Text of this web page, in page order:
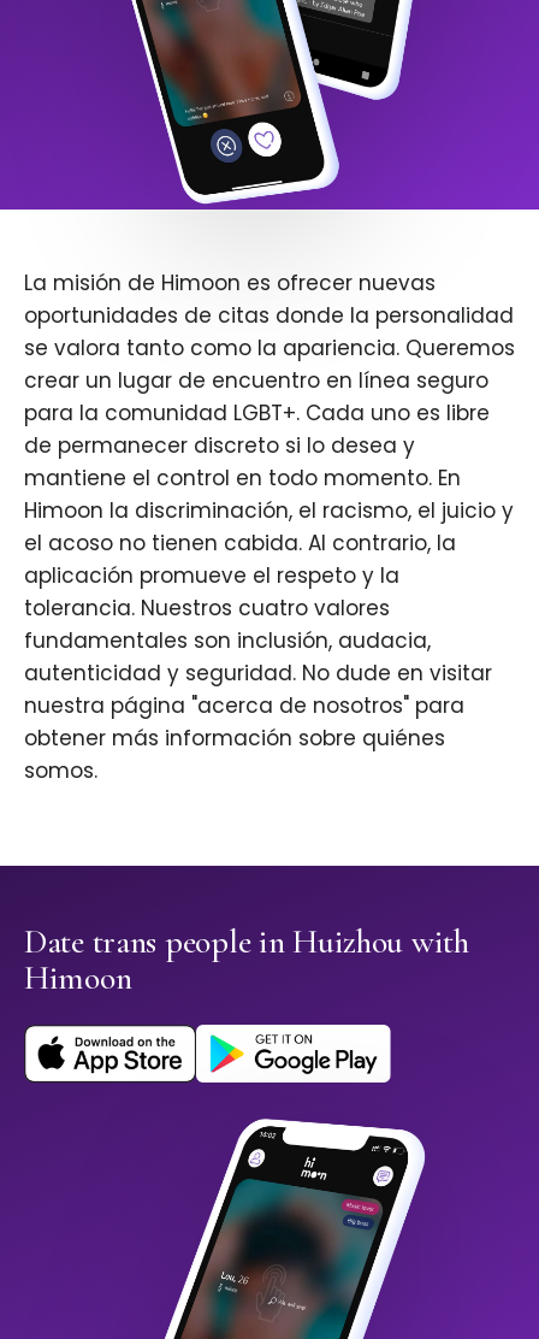
La misión de Himoon es ofrecer nuevas
oportunidades de citas donde la personalidad
se valora tanto como la apariencia. Queremos
crear un lugar de encuentro en línea seguro
para la comunidad LGBT+. Cada uno es libre
de permanecer discreto si lo desea y
mantiene el control en todo momento. En
Himoon la discriminación, el racismo, el juicio y
el acoso no tienen cabida. Al contrario, la
aplicación promueve el respeto y la
tolerancia. Nuestros cuatro valores
fundamentales son inclusión, audacia,
autenticidad y seguridad. No dude en visitar
nuestra página "acerca de nosotros" para
obtener más información sobre quiénes
somos.
Date trans people in Huizhou with
Himoon